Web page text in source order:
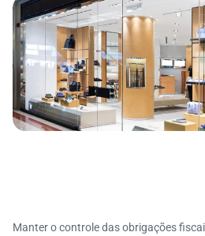
Manter o controle das obrigações